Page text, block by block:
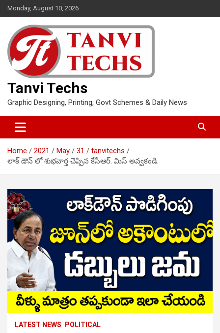
Skip
to
content
Monday, August 10, 2026
Tanvi Techs
Graphic Designing, Printing, Govt Schemes & Daily News
Home 2021 May 31
tanvitechs
లాక్ డౌన్ లో శుభవార్త చెప్పిన కేసీఆర్. మిస్ అవ్వకండి.
LATEST NEWS POLITICAL